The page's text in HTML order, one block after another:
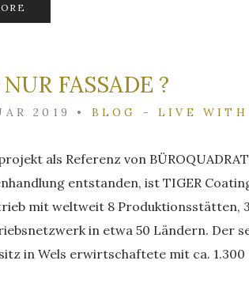
FASSADE ?
2019 • BLOG - LIVE WITH
als Referenz von
entstanden, ist TIGER
mit weltweit 8 Produktionsstätten,
in etwa 50 Ländern. Der
in Wels erwirtschaftete mit ca.